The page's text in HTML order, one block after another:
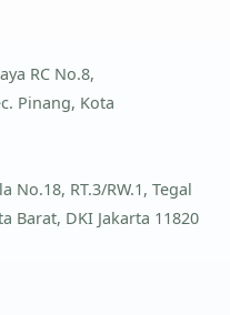
RC No.8,
Pinang, Kota
No.18, RT.3/RW.1, Tegal
Barat, DKI Jakarta 11820